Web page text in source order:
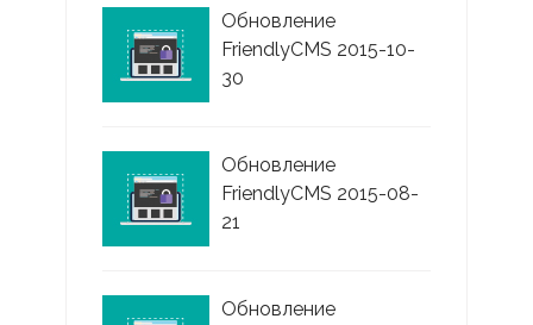
Обновление
FriendlyCMS 2015-10-
30
Обновление
FriendlyCMS 2015-08-
21
Обновление